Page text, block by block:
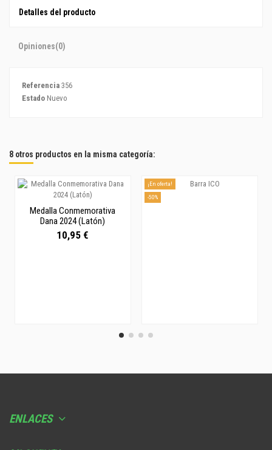
Detalles del producto
Opiniones(0)
Referencia 356
Estado Nuevo
8 otros productos en la misma categoría:
Medalla Conmemorativa
Dana 2024 (Latón)
10,95 €
¡En oferta!
-50%
ENLACES